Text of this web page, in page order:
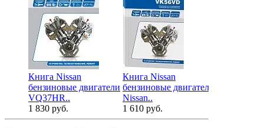
Книга Nissan
бензиновые двигатели
VQ37HR..
1 830 руб.
Книга Nissan
бензиновые двигатели
Nissan..
1 610 руб.